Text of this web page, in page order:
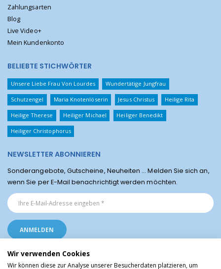
Zahlungsarten
Blog
Live Video+
Mein Kundenkonto
BELIEBTE STICHWÖRTER
Unsere Liebe Frau Von Lourdes Wundertätige Jungfrau
Schutzengel Maria Knotenlöserin Jesus Christus Heilige Rita
Heilige Therese Heiliger Michael Heiliger Benedikt
Heiliger Christophorus
NEWSLETTER ABONNIEREN
Sonderangebote, Gutscheine, Neuheiten ... Melden Sie sich an,
wenn Sie per E-Mail benachrichtigt werden möchten.
Wir verwenden Cookies
Wir können diese zur Analyse unserer Besucherdaten platzieren, um